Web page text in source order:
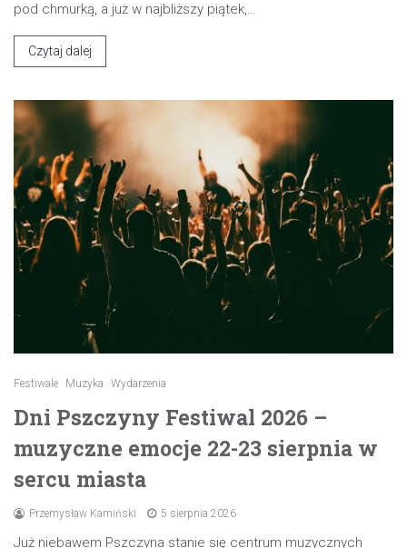
pod chmurką, a już w najbliższy piątek,…
Czytaj dalej
Festiwale Muzyka Wydarzenia
Dni Pszczyny Festiwal 2026 –
muzyczne emocje 22-23 sierpnia w
sercu miasta
Przemysław Kamiński 5 sierpnia 2026
Już niebawem Pszczyna stanie się centrum muzycznych